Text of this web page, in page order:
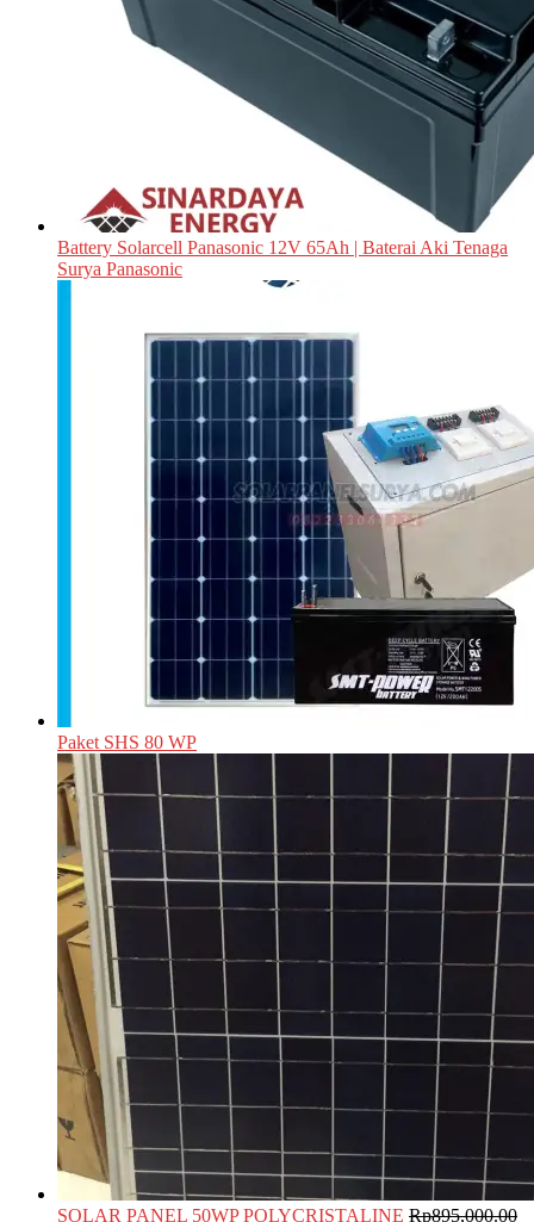
Battery Solarcell Panasonic 12V 65Ah | Baterai Aki Tenaga
Surya Panasonic
Paket SHS 80 WP
SOLAR PANEL 50WP POLYCRISTALINE Rp895,000.00